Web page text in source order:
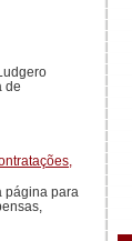
de
página para